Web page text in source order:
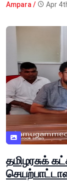
Ampara / Apr
தமிழரசுக்